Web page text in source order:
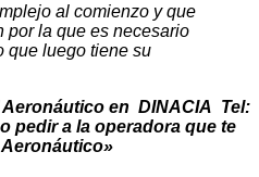
al comienzo y que
por la que es necesario
que luego tiene su
en DINACIA Tel:
pedir a la operadora que te